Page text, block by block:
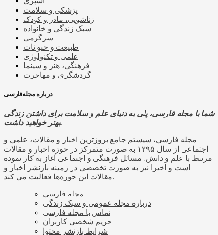
پزشکی و سلامت
زناشویی، مادر و کودک
سبک زندگی و خانواده
سرگرمی
طبیعت و حیوانات
علمی و تکنولوژی
فرهنگی، هنر و سینما
گردشگری و مهاجرت
درباره مجله‌فارسی
شما با مجله فارسی، پلی به دنیای علم و سلامت برای داشتن زندگی
بهتر خواهید داشت.
مجله فارسی، سیستم جامع بروزترین اخبار و مقالات، علمی و
اجتماعی از سال ۱۳۹۵ به صورت متمرکز در حوزه اخبار و مقالات
مرتبط با علم و دانش، مسائل فرهنگی و اجتماعی آغاز به کار نموده
است و اخیرا نیز به صورت تخصصی در زمینه بازنشر اخبار و
مقالات این حوزه‌ها فعالیت می کند.
مجله فارسی
درباره مجله عمومی و سبک زندگی
تماس با مجله فارسی
حریم شخصی کاربران
شرایط بازنشر محتوا